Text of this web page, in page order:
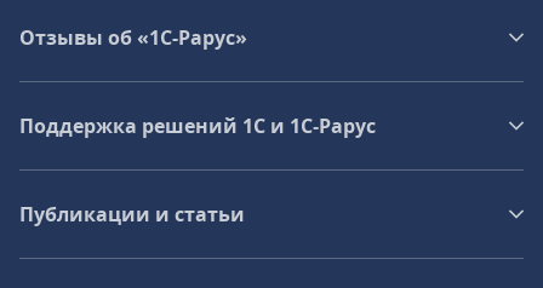
Отзывы об «1С-Рарус»
Поддержка решений 1С и 1С‑Рарус
Публикации и статьи